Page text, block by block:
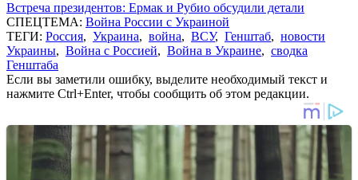
Встреча президентов: Ермак и Рубио обсудили детали
СПЕЦТЕМА: Война России с Украиной
ТЕГИ: Россия, Украина, война, ВСУ, Генштаб, новости
Украины, Война с Россией, Война в Украине, сводка
Генштаба
Если вы заметили ошибку, выделите необходимый текст и
нажмите Ctrl+Enter, чтобы сообщить об этом редакции.